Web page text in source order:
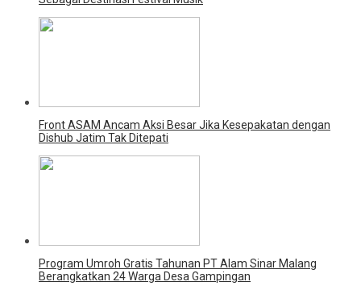
Front ASAM Ancam Aksi Besar Jika Kesepakatan dengan
Dishub Jatim Tak Ditepati
Program Umroh Gratis Tahunan PT Alam Sinar Malang
Berangkatkan 24 Warga Desa Gampingan